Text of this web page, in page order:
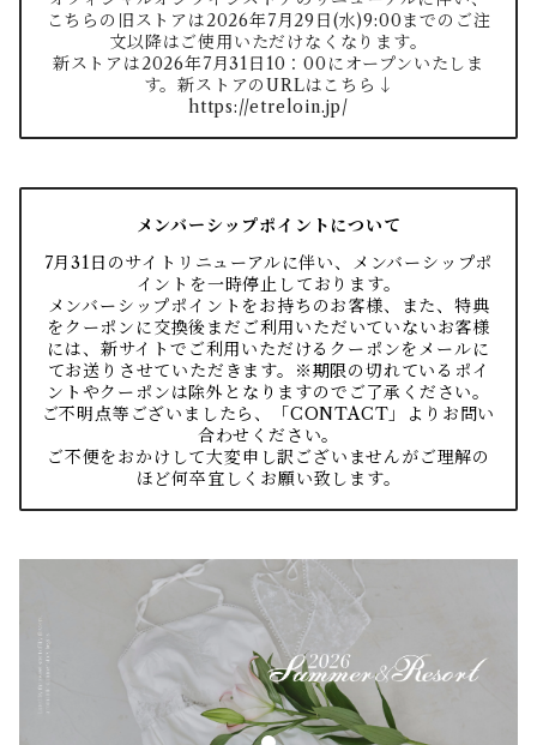
こちらの旧ストアは2026年7月29日(水)9:00までのご注
文以降はご使用いただけなくなります。
新ストアは2026年7月31日10：00にオープンいたしま
す。新ストアのURLはこちら↓
https://etreloin.jp/
メンバーシップポイントについて
7月31日のサイトリニューアルに伴い、メンバーシップポ
イントを一時停止しております。
メンバーシップポイントをお持ちのお客様、また、特典
をクーポンに交換後まだご利用いただいていないお客様
には、新サイトでご利用いただけるクーポンをメールに
てお送りさせていただきます。※期限の切れているポイ
ントやクーポンは除外となりますのでご了承ください。
ご不明点等ございましたら、「CONTACT」よりお問い
合わせください。
ご不便をおかけして大変申し訳ございませんがご理解の
ほど何卒宜しくお願い致します。